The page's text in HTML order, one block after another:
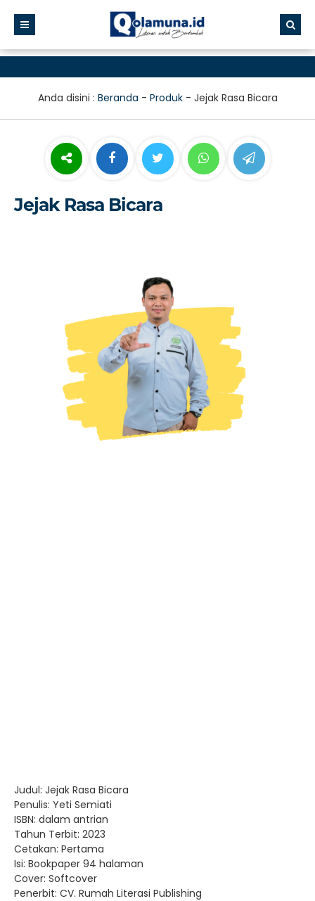
Anda disini : Beranda - Produk- Jejak Rasa Bicara
Jejak Rasa Bicara
Judul: Jejak Rasa Bicara
Penulis: Yeti Semiati
ISBN: dalam antrian
Tahun Terbit: 2023
Cetakan: Pertama
Isi: Bookpaper 94 halaman
Cover: Softcover
Penerbit: CV. Rumah Literasi Publishing